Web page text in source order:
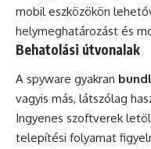
mobil eszközökön
helymeghatározást és
Behatolási útvonalak
A spyware gyakran
vagyis más, látszólag
Ingyenes szoftverek
telepítési folyamat